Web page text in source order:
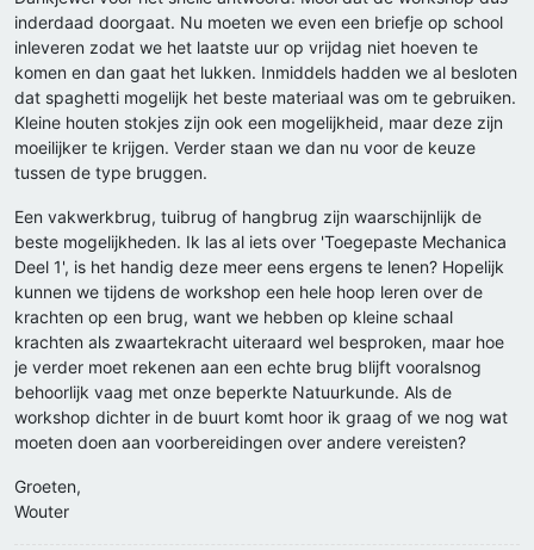
inderdaad doorgaat. Nu moeten we even een briefje op school
inleveren zodat we het laatste uur op vrijdag niet hoeven te
komen en dan gaat het lukken. Inmiddels hadden we al besloten
dat spaghetti mogelijk het beste materiaal was om te gebruiken.
Kleine houten stokjes zijn ook een mogelijkheid, maar deze zijn
moeilijker te krijgen. Verder staan we dan nu voor de keuze
tussen de type bruggen.
Een vakwerkbrug, tuibrug of hangbrug zijn waarschijnlijk de
beste mogelijkheden. Ik las al iets over 'Toegepaste Mechanica
Deel 1', is het handig deze meer eens ergens te lenen? Hopelijk
kunnen we tijdens de workshop een hele hoop leren over de
krachten op een brug, want we hebben op kleine schaal
krachten als zwaartekracht uiteraard wel besproken, maar hoe
je verder moet rekenen aan een echte brug blijft vooralsnog
behoorlijk vaag met onze beperkte Natuurkunde. Als de
workshop dichter in de buurt komt hoor ik graag of we nog wat
moeten doen aan voorbereidingen over andere vereisten?
Groeten,
Wouter